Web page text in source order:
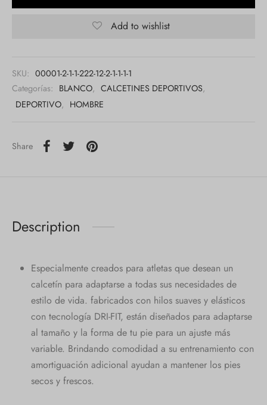
Add to wishlist
SKU: 00001-2-1-1-222-12-2-1-1-1-1
Categorías: BLANCO, CALCETINES DEPORTIVOS,
DEPORTIVO, HOMBRE
Share
Description
Especialmente creados para atletas que desean un
calcetín para adaptarse a todas sus necesidades de
estilo de vida. fabricados con hilos suaves y elásticos
con tecnología DRI-FIT, están diseñados para adaptarse
al tamaño y la forma de tu pie para un ajuste más
variable. Brindando comodidad a su entrenamiento con
amortiguación adicional ayudan a mantener los pies
secos y frescos.